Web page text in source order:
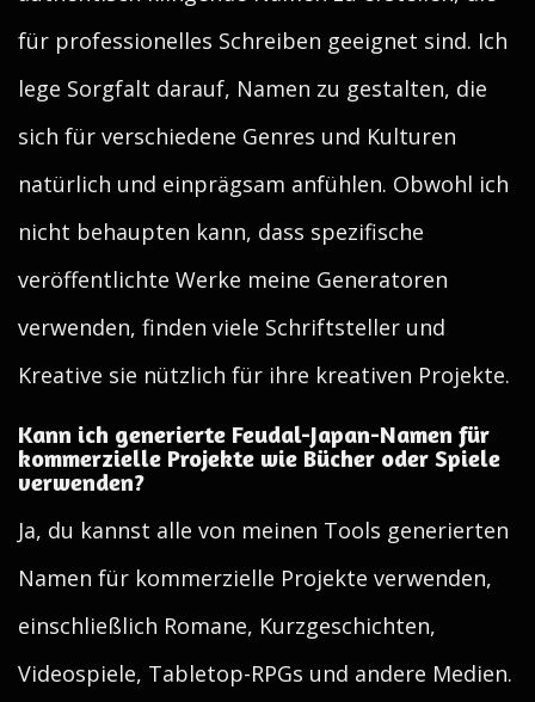
für professionelles Schreiben geeignet sind. Ich
lege Sorgfalt darauf, Namen zu gestalten, die
sich für verschiedene Genres und Kulturen
natürlich und einprägsam anfühlen. Obwohl ich
nicht behaupten kann, dass spezifische
veröffentlichte Werke meine Generatoren
verwenden, finden viele Schriftsteller und
Kreative sie nützlich für ihre kreativen Projekte.
Kann ich generierte Feudal-Japan-Namen für
kommerzielle Projekte wie Bücher oder Spiele
verwenden?
Ja, du kannst alle von meinen Tools generierten
Namen für kommerzielle Projekte verwenden,
einschließlich Romane, Kurzgeschichten,
Videospiele, Tabletop-RPGs und andere Medien.